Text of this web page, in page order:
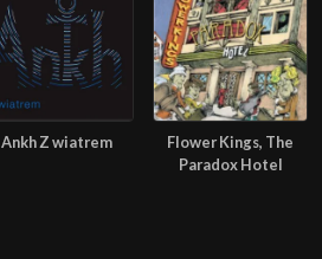
Ankh Z wiatrem
Flower Kings, The
Paradox Hotel